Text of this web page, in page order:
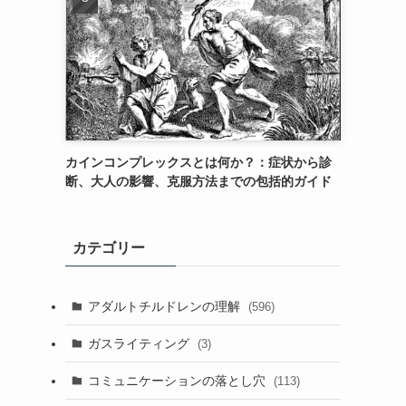
カインコンプレックスとは何か？：症状から診
断、大人の影響、克服方法までの包括的ガイド
カテゴリー
アダルトチルドレンの理解 (596)
ガスライティング (3)
コミュニケーションの落とし穴 (113)